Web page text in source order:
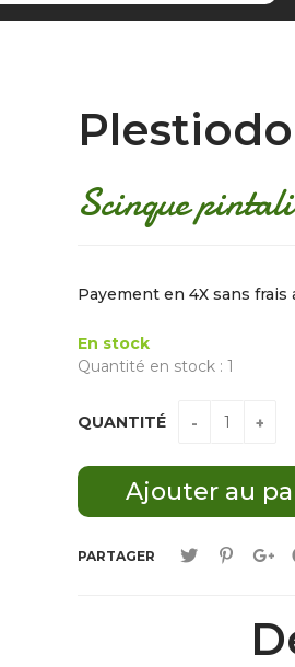
Scinque
Payement en 4X sans frais
En stock
Quantité en stock : 1
QUANTITÉ
PARTAGER